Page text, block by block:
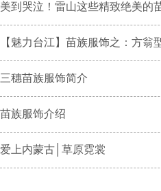
美到哭泣！雷山这些精致绝美的
【魅力台江】苗族服饰之：方翁
三穗苗族服饰简介
苗族服饰介绍
爱上内蒙古│草原霓裳